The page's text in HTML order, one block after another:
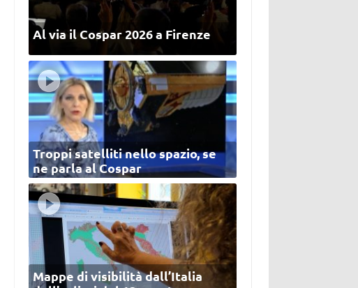
Al via il Cospar 2026 a Firenze
Troppi satelliti nello spazio, se
ne parla al Cospar
Mappe di visibilità dall’Italia